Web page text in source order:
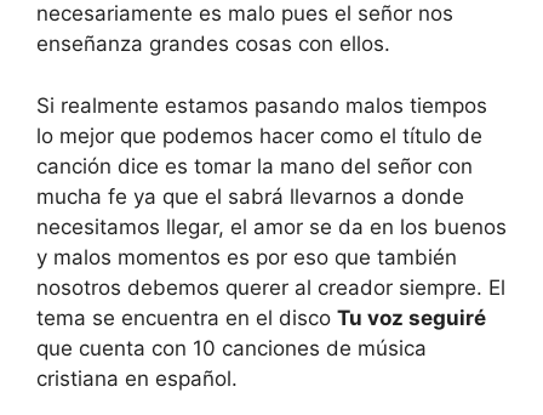
necesariamente es malo pues el señor nos
enseñanza grandes cosas con ellos.
Si realmente estamos pasando malos tiempos
lo mejor que podemos hacer como el título de
canción dice es tomar la mano del señor con
mucha fe ya que el sabrá llevarnos a donde
necesitamos llegar, el amor se da en los buenos
y malos momentos es por eso que también
nosotros debemos querer al creador siempre. El
tema se encuentra en el disco Tu voz seguiré
que cuenta con 10 canciones de música
cristiana en español.